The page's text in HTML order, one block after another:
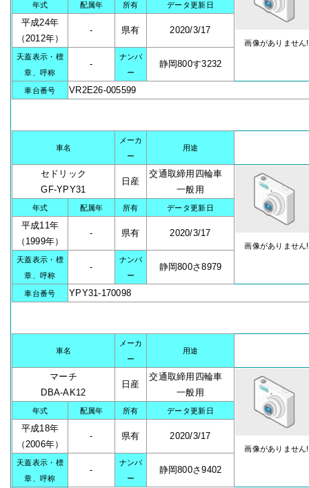
画像がありません!
年式 配属年 所有 データ更新日
平成24年
（2012年）
- 県有 2020/3/17
天蓋表示・標
章、呼称
-
ナンバ
ー
静岡800す3232
車台番号 VR2E26-005599
車名
メーカ
ー
用途
セドリック
GF-YPY31
日産
交通取締用四輪車
一般用
画像がありません!
年式 配属年 所有 データ更新日
平成11年
（1999年）
- 県有 2020/3/17
天蓋表示・標
章、呼称
-
ナンバ
ー
静岡800さ8979
車台番号 YPY31-170098
車名
メーカ
ー
用途
マーチ
DBA-AK12
日産
交通取締用四輪車
一般用
画像がありません!
年式 配属年 所有 データ更新日
平成18年
（2006年）
- 県有 2020/3/17
天蓋表示・標
章、呼称
-
ナンバ
ー
静岡800さ9402